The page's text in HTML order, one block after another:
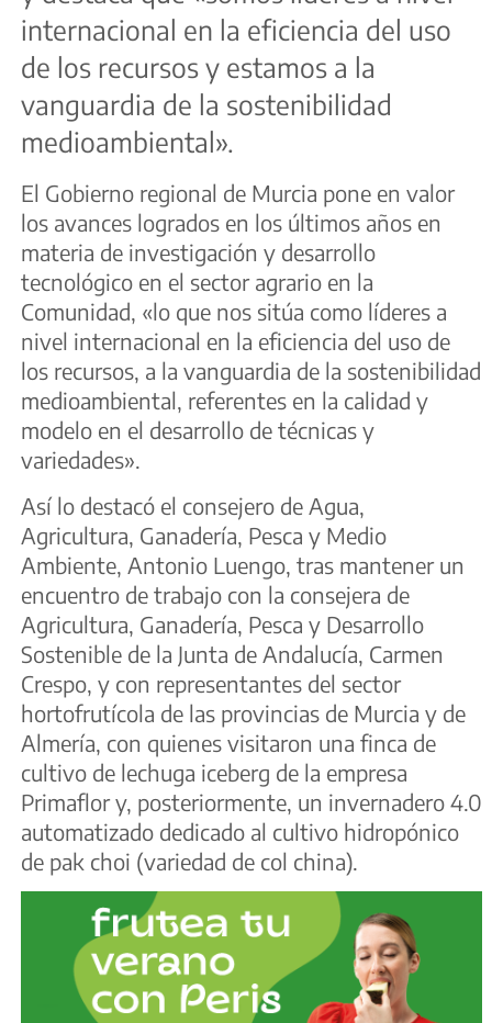
internacional en la eficiencia del uso
de los recursos y estamos a la
vanguardia de la sostenibilidad
medioambiental».
El Gobierno regional de Murcia pone en valor
los avances logrados en los últimos años en
materia de investigación y desarrollo
tecnológico en el sector agrario en la
Comunidad, «lo que nos sitúa como líderes a
nivel internacional en la eficiencia del uso de
los recursos, a la vanguardia de la sostenibilidad
medioambiental, referentes en la calidad y
modelo en el desarrollo de técnicas y
variedades».
Así lo destacó el consejero de Agua,
Agricultura, Ganadería, Pesca y Medio
Ambiente, Antonio Luengo, tras mantener un
encuentro de trabajo con la consejera de
Agricultura, Ganadería, Pesca y Desarrollo
Sostenible de la Junta de Andalucía, Carmen
Crespo, y con representantes del sector
hortofrutícola de las provincias de Murcia y de
Almería, con quienes visitaron una finca de
cultivo de lechuga iceberg de la empresa
Primaflor y, posteriormente, un invernadero 4.0
automatizado dedicado al cultivo hidropónico
de pak choi (variedad de col china).